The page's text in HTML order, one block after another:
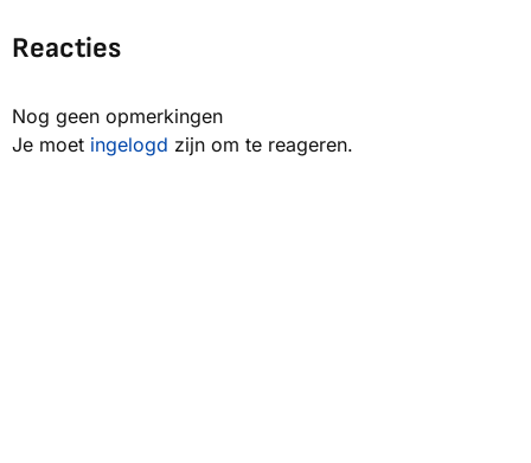
Reacties
Nog geen opmerkingen
Je moet ingelogd zijn om te reageren.